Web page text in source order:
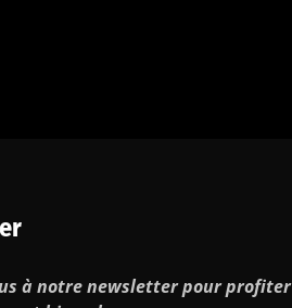
à notre newsletter pour profiter